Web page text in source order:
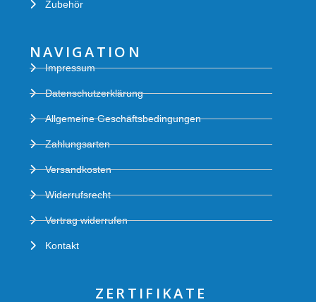
Zubehör
NAVIGATION
Impressum
Datenschutzerklärung
Allgemeine Geschäftsbedingungen
Zahlungsarten
Versandkosten
Widerrufsrecht
Vertrag widerrufen
Kontakt
ZERTIFIKATE